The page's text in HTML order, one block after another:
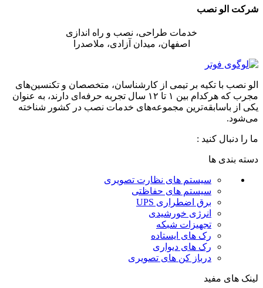
شرکت الو نصب
خدمات طراحی، نصب و راه اندازی
اصفهان، میدان آزادی، ملاصدرا
الو نصب با تکیه بر تیمی از کارشناسان، متخصصان و تکنسین‌های
مجرب که هرکدام بین ۱ تا ۱۲ سال تجربه حرفه‌ای دارند، به عنوان
یکی از باسابقه‌ترین مجموعه‌های خدمات نصب در کشور شناخته
می‌شود.
ما را دنبال کنید :
دسته بندی ها
سیستم های نظارت تصویری
سیستم های حفاظتی
برق اضطراری UPS
انرژی خورشیدی
تجهیزات شبکه
رک های ایستاده
رک های دیواری
درباز کن های تصویری
لینک های مفید